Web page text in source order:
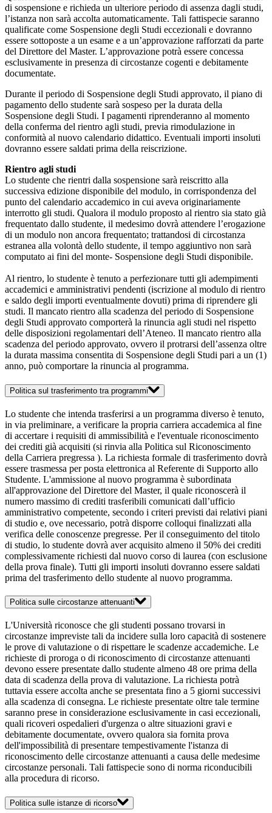
di sospensione e richieda un ulteriore periodo di assenza dagli studi,
l’istanza non sarà accolta automaticamente. Tali fattispecie saranno
qualificate come Sospensione degli Studi eccezionali e dovranno
essere sottoposte a un esame e a un’approvazione rafforzati da parte
del Direttore del Master. L’approvazione potrà essere concessa
esclusivamente in presenza di circostanze cogenti e debitamente
documentate.
Durante il periodo di Sospensione degli Studi approvato, il piano di
pagamento dello studente sarà sospeso per la durata della
Sospensione degli Studi. I pagamenti riprenderanno al momento
della conferma del rientro agli studi, previa rimodulazione in
conformità al nuovo calendario didattico. Eventuali importi insoluti
dovranno essere saldati prima della reiscrizione.
Rientro agli studi
Lo studente che rientri dalla sospensione sarà reiscritto alla
successiva edizione disponibile del modulo, in corrispondenza del
punto del calendario accademico in cui aveva originariamente
interrotto gli studi. Qualora il modulo proposto al rientro sia stato già
frequentato dallo studente, il medesimo dovrà attendere l’erogazione
di un modulo non ancora frequentato; trattandosi di circostanza
estranea alla volontà dello studente, il tempo aggiuntivo non sarà
computato ai fini del monte- Sospensione degli Studi disponibile.
Al rientro, lo studente è tenuto a perfezionare tutti gli adempimenti
accademici e amministrativi pendenti (iscrizione al modulo di rientro
e saldo degli importi eventualmente dovuti) prima di riprendere gli
studi. Il mancato rientro alla scadenza del periodo di Sospensione
degli Studi approvato comporterà la rinuncia agli studi nel rispetto
delle disposizioni regolamentari dell’Ateneo. Il mancato rientro alla
scadenza del periodo approvato, ovvero il protrarsi dell’assenza oltre
la durata massima consentita di Sospensione degli Studi pari a un (1)
anno, può comportare la rinuncia al programma.
Politica sul trasferimento tra programmi
Lo studente che intenda trasferirsi a un programma diverso è tenuto,
in via preliminare, a verificare la propria carriera accademica al fine
di accertare i requisiti di ammissibilità e l'eventuale riconoscimento
dei crediti già acquisiti (si rinvia alla Politica sul Riconoscimento
della Carriera pregressa ). La richiesta formale di trasferimento dovrà
essere trasmessa per posta elettronica al Referente di Supporto allo
Studente. L'ammissione al nuovo programma è subordinata
all'approvazione del Direttore del Master, il quale riconoscerà il
numero massimo di crediti trasferibili comunicati dall’ufficio
amministrativo competente, secondo i criteri previsti dai relativi piani
di studio e, ove necessario, potrà disporre colloqui finalizzati alla
verifica delle conoscenze pregresse. Per il conseguimento del titolo
di studio, lo studente dovrà aver acquisito almeno il 50% dei crediti
complessivamente richiesti dal nuovo corso di laurea (con esclusione
della prova finale). Tutti gli importi insoluti dovranno essere saldati
prima del trasferimento dello studente al nuovo programma.
Politica sulle circostanze attenuanti
L'Università riconosce che gli studenti possano trovarsi in
circostanze impreviste tali da incidere sulla loro capacità di sostenere
le prove di valutazione o di rispettare le scadenze accademiche. Le
richieste di proroga o di riconoscimento di circostanze attenuanti
devono essere presentate dallo studente almeno 48 ore prima della
data di scadenza della prova di valutazione. La richiesta potrà
tuttavia essere accolta anche se presentata fino a 5 giorni successivi
alla scadenza di consegna. Le richieste presentate oltre tale termine
saranno prese in considerazione esclusivamente in casi eccezionali,
quali ricoveri ospedalieri d'urgenza o altre situazioni gravi e
debitamente documentate, ovvero qualora sia fornita prova
dell'impossibilità di presentare tempestivamente l'istanza di
riconoscimento delle circostanze attenuanti a causa delle medesime
circostanze personali. Tali fattispecie sono di norma riconducibili
alla procedura di ricorso.
Politica sulle istanze di ricorso